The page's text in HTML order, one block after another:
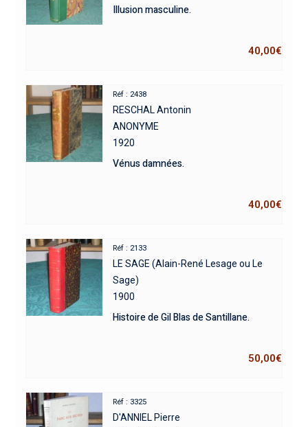
Illusion masculine.
40,00€
Réf : 2438
RESCHAL Antonin
ANONYME
1920
Vénus damnées.
40,00€
Réf : 2133
LE SAGE (Alain-René Lesage ou Le
Sage)
1900
Histoire de Gil Blas de Santillane.
50,00€
Réf : 3325
D'ANNIEL Pierre